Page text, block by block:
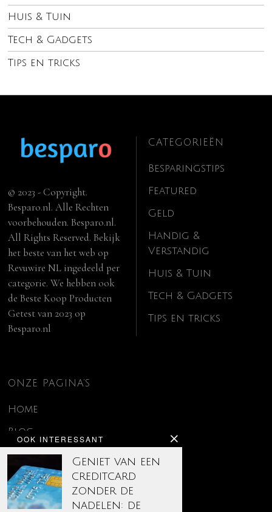
Huis & Tuin
Tech & Gadgets
Tips en tricks
OOK INTERESSANT
Geniet van een
creditcard
zonder de
nadelen: de
© 2023 - Copyright.
Besparo.nl. Alle Rechten
voorbehouden. Besparo.nl.
All Rights Reserved. Bekijk
het beste van het web op
Revuwire NL ingedeeld per
categorie. We hebben ook
deBeste Koop Producten
Getest van 2023 op
Besparo.nl
CATEGORIEËN
Besparingstips
Featured
Geld
Handig &
Verstandig
Huis & Tuin
Tech & Gadgets
Tips en tricks
ONZE PAGINA’S
Home
Blog
Contact
Disclaimer
Over ons